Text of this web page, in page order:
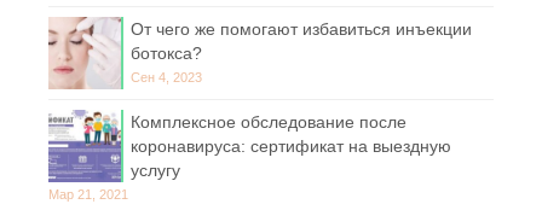
От чего же помогают избавиться инъекции
ботокса?
Сен 4, 2023
Комплексное обследование после
коронавируса: сертификат на выездную
услугу
Мар 21, 2021